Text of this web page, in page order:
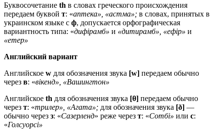
Буквосочетание th в словах греческого происхождения
передаем буквой т: «аптека», «астма»; в словах, принятых в
украинском языке с ф, допускается орфографическая
вариантность типа: «дифірамб» и «дитирамб», «ефір» и
«етер»
Английский вариант
Английское w для обозначения звука [w] передаем обычно
через в: «вікенд», «Вашингтон»
Английское th для обозначения звука [θ] передаем обычно
через т: «трилер», «Агата»; для обозначения звука [ð] —
обычно через з: «Сазерленд» реже через т: «Сотбі» или с:
«Голсуорсі»